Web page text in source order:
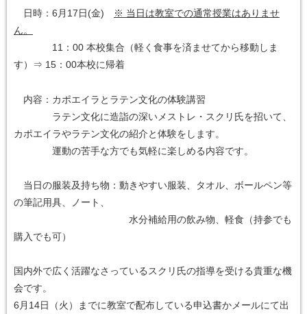
日時：6月17日(金)
※ 当日は教室での通常授業はありませ
ん。
11：00 本校集合（軽く食事を済ませてから移動しま
す）⇒ 15：00本校に帰着
内容：カポエイラとラテン文化の体験講習
ラテン文化に造詣の深いメストレ・スクリ氏を招いて、
カポエイラやラテン文化の紹介と体験をします。
運動の苦手な方でも気軽に楽しめる内容です。
当日の服装及持ち物：動きやすい服装、タオル、ボールペン等
の筆記用具、ノート、
水分補給用の飲み物、軽食（持参でも
購入でも可）
国内外で広く活躍なさっているスクリ氏の指導を受ける貴重な機
会です。
6月14日（火）までに教室で配布している申込書かメールにて出